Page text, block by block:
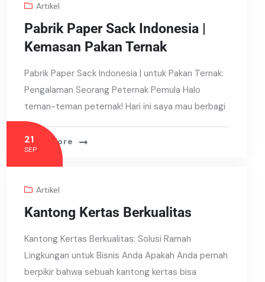
Artikel
Pabrik Paper Sack Indonesia |
Kemasan Pakan Ternak
Pabrik Paper Sack Indonesia | untuk Pakan Ternak:
Pengalaman Seorang Peternak Pemula Halo
teman-teman peternak! Hari ini saya mau berbagi
Read More
21
SEP
Artikel
Kantong Kertas Berkualitas
Kantong Kertas Berkualitas: Solusi Ramah
Lingkungan untuk Bisnis Anda Apakah Anda pernah
berpikir bahwa sebuah kantong kertas bisa